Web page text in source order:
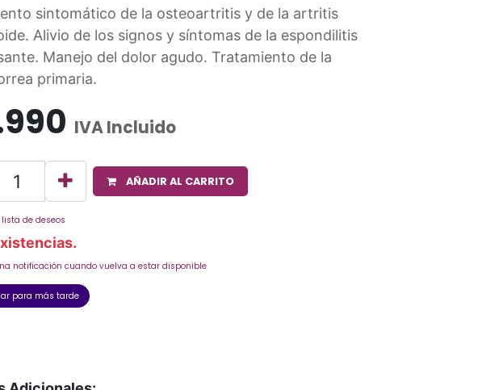
sintomático de la osteoartritis y de la artritis
Alivio de los signos y síntomas de la espondilitis
Manejo del dolor agudo. Tratamiento de la
primaria.
IVA Incluido
AÑADIR AL CARRITO
de deseos
notificación cuando vuelva a estar disponible
para más tarde